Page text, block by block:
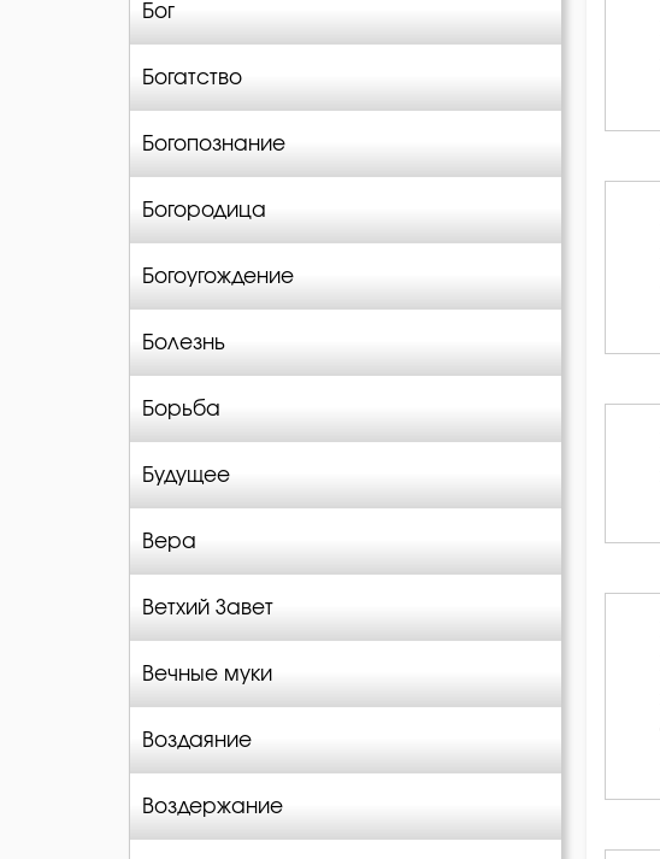
Бог
Богатство
Богопознание
Богородица
Богоугождение
Болезнь
Борьба
Будущее
Вера
Ветхий Завет
Вечные муки
Воздаяние
Воздержание